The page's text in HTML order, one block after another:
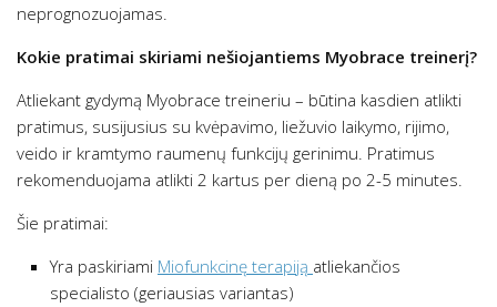
neprognozuojamas.
Kokie pratimai skiriami nešiojantiems Myobrace treinerį?
Atliekant gydymą Myobrace treineriu – būtina kasdien atlikti
pratimus, susijusius su kvėpavimo, liežuvio laikymo, rijimo,
veido ir kramtymo raumenų funkcijų gerinimu. Pratimus
rekomenduojama atlikti 2 kartus per dieną po 2-5 minutes.
Šie pratimai:
Yra paskiriami Miofunkcinę terapiją atliekančios
specialisto (geriausias variantas)